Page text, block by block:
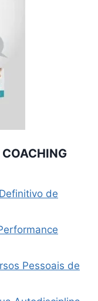
COACHING
de
Pessoais de